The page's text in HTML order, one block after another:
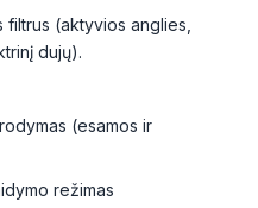
(aktyvios anglies,
dujų).
(esamos ir
režimas